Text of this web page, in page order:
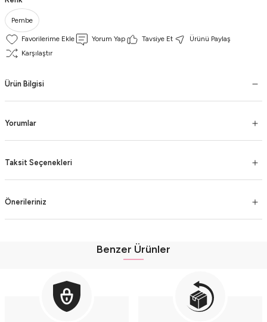
Pembe
Yorum Yap Tavsiye Et
Ürünü Paylaş
Karşılaştır
Ürün Bilgisi
Yorumlar
Taksit Seçenekleri
Önerileriniz
Benzer Ürünler
Pastel Renkli Müslin 3'lü Bebek Takımı (9-12-18 Ay) %100 Pamuklu Hırkalı